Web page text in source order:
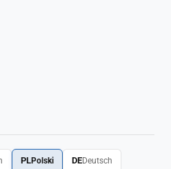
PLPolski DEDeutsch